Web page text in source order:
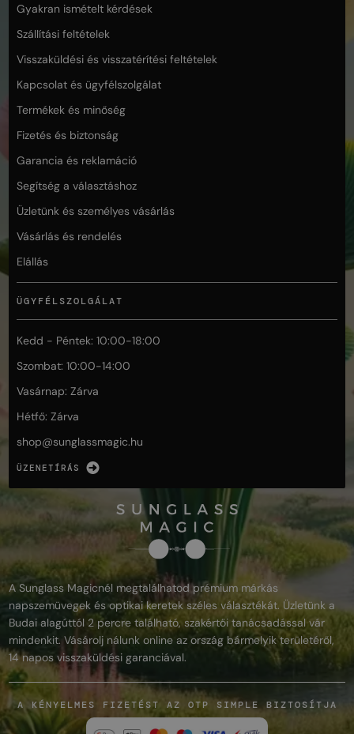
Gyakran ismételt kérdések
Szállítási feltételek
Visszaküldési és visszatérítési feltételek
Kapcsolat és ügyfélszolgálat
Termékek és minőség
Fizetés és biztonság
Garancia és reklamáció
Segítség a választáshoz
Üzletünk és személyes vásárlás
Vásárlás és rendelés
Elállás
ÜGYFÉLSZOLGÁLAT
Kedd - Péntek: 10:00-18:00
Szombat: 10:00-14:00
Vasárnap: Zárva
Hétfő: Zárva
shop@sunglassmagic.hu
ÜZENETÍRÁS
A Sunglass Magicnél megtalálhatod prémium márkás
napszemüvegek és optikai keretek széles választékát. Üzletünk a
Budai alagúttól 2 percre található, szakértői tanácsadással vár
mindenkit. Vásárolj nálunk online az ország bármelyik területéről,
14 napos visszaküldési garanciával.
A KÉNYELMES FIZETÉST AZ OTP SIMPLE BIZTOSÍTJA